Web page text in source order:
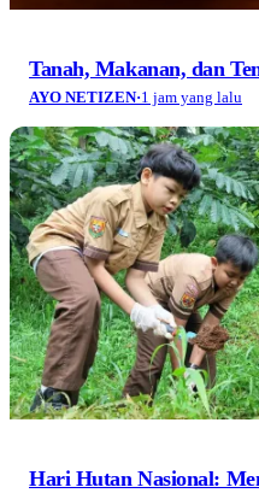
Tanah, Makanan, dan
AYO NETIZEN·1 jam yang lalu
Hari Hutan Nasional: